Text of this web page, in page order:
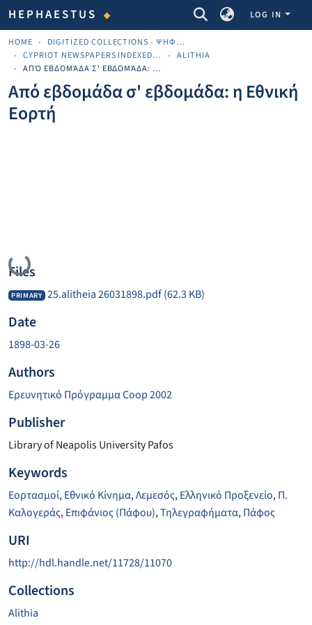
HEPHAESTUS COMMUNITIES & COLLECTIONS
LOG IN
HOME
DIGITIZED COLLECTIONS - ΨΗΦΙΟΠΟΙΗΜΈΝΕΣ ΣΥΛΛΟΓΈΣ
CYPRIOT NEWSPAPERS INDEXED MATERIAL
ALITHIA
ΑΠΌ ΕΒΔΟΜΆΔΑ Σ' ΕΒΔΟΜΆΔΑ: Η ΕΘΝΙΚΉ ΕΟΡΤΉ
Από εβδομάδα σ' εβδομάδα: η Εθνική
Εορτή
Loading...
Files
PRIMARY 25.alitheia 26031898.pdf(62.3 KB)
Date
1898-03-26
Authors
Ερευνητικό Πρόγραμμα Coop 2002
Publisher
Library of Neapolis University Pafos
Keywords
Εορτασμοί,Εθνικό Κίνημα,Λεμεσός,Ελληνικό Προξενείο,Π.
Καλογεράς,Επιφάνιος (Πάφου),Τηλεγραφήματα,Πάφος
URI
http://hdl.handle.net/11728/11070
Collections
Alithia